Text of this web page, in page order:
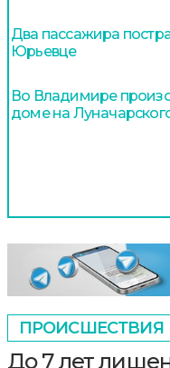
Два пассажира
Юрьевце
Во Владимире
доме на
ПРОИСШЕСТВИЯ
До 7 лет